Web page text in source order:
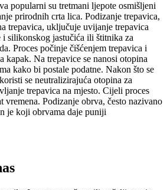
popularni su tretmani ljepote osmišljeni
prirodnih crta lica. Podizanje trepavica,
trepavica, uključuje uvijanje trepavica
i silikonskog jastučića ili štitnika za
Proces počinje čišćenjem trepavica i
kapak. Na trepavice se nanosi otopina
kako bi postale podatne. Nakon što se
se neutralizirajuća otopina za
trepavica na mjesto. Cijeli proces
vremena. Podizanje obrva, često nazivano
je koji obrvama daje puniji